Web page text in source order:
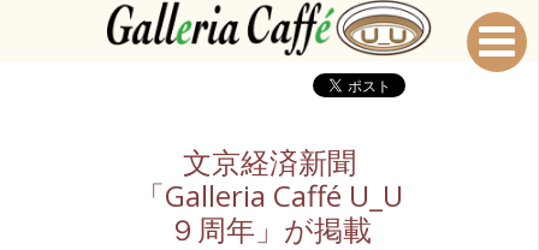
文京経済新聞
「Galleria Caffé U_U
９周年」が掲載